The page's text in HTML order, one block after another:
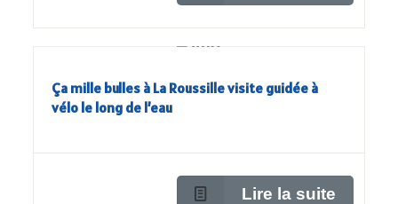
Ça mille bulles à La Roussille visite guidée à
vélo le long de l’eau
Lire la suite